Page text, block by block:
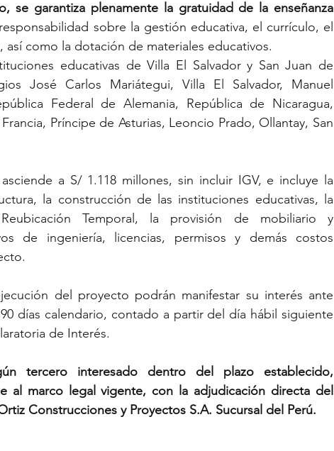
se garantiza plenamente la gratuidad de la enseñanza
sobre la gestión educativa, el currículo, el
como la dotación de materiales educativos.
educativas de Villa El Salvador y San Juan de
José Carlos Mariátegui, Villa El Salvador, Manuel
Federal de Alemania, República de Nicaragua,
Príncipe de Asturias, Leoncio Prado, Ollantay, San
a S/ 1.118 millones, sin incluir IGV, e incluye la
la construcción de las instituciones educativas, la
Temporal, la provisión de mobiliario y
de ingeniería, licencias, permisos y demás costos
del proyecto podrán manifestar su interés ante
días calendario, contado a partir del día hábil siguiente
de Interés.
tercero interesado dentro del plazo establecido,
al marco legal vigente, con la adjudicación directa del
Construcciones y Proyectos S.A. Sucursal del Perú.